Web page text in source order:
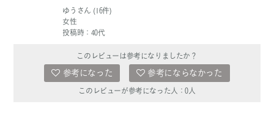
ゆうさん (16件)
女性
投稿時：40代
このレビューは参考になりましたか？
参考になった 参考にならなかった
このレビューが参考になった人：0 人